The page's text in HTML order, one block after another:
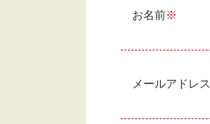
お名前※
メールアドレス